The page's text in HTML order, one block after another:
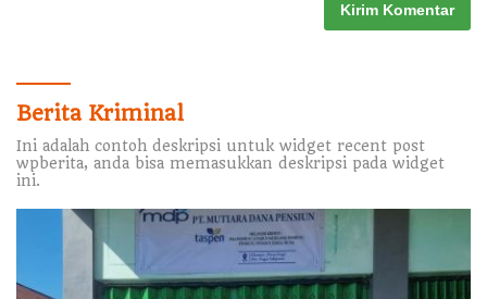
Berita Kriminal
Ini adalah contoh deskripsi untuk widget recent post
wpberita, anda bisa memasukkan deskripsi pada widget
ini.